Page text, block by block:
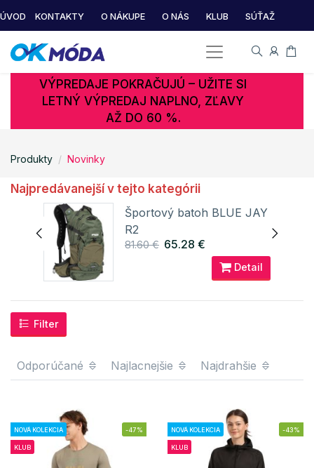
ÚVOD KONTAKTY O NÁKUPE O NÁS KLUB SÚŤAŽ
VÝPREDAJE POKRAČUJÚ – UŽITE SI
LETNÝ VÝPREDAJ NAPLNO, ZĽAVY
AŽ DO 60 %.
Produkty Novinky
Najpredávanejší v tejto kategórii
Športový batoh BLUE JAY
R2
81.60 € 65.28 €
Detail
Filter
Odporúčané Najlacnejšie Najdrahšie
NOVÁ KOLEKCIA
KLUB
-47% NOVÁ KOLEKCIA
KLUB
-43%